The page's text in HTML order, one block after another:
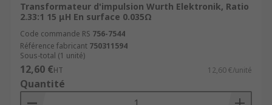
Transformateur d'impulsion Wurth Elektronik, Ratio
2.33:1 15 μH En surface 0.035Ω
Code commande RS 756-7544
Référence fabricant 750311594
Sous-total (1 unité)
12,60 €HT 12,60 €/unité
Quantité